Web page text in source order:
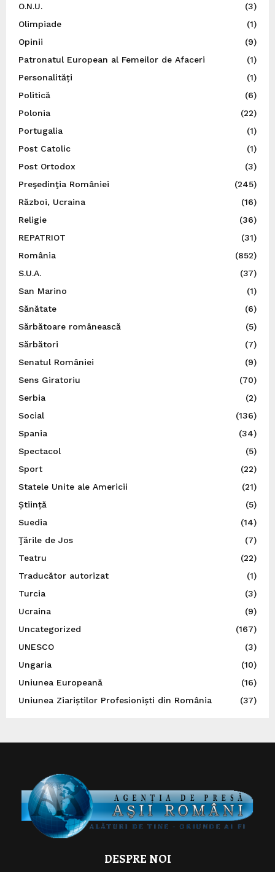
O.N.U.
(3)
Olimpiade
(1)
Opinii
(9)
Patronatul European al Femeilor de Afaceri
(1)
Personalități
(1)
Politică
(6)
Polonia
(22)
Portugalia
(1)
Post Catolic
(1)
Post Ortodox
(3)
Preşedinţia României
(245)
Război, Ucraina
(16)
Religie
(36)
REPATRIOT
(31)
România
(852)
S.U.A.
(37)
San Marino
(1)
Sănătate
(6)
Sărbătoare românească
(5)
Sărbători
(7)
Senatul României
(9)
Sens Giratoriu
(70)
Serbia
(2)
Social
(136)
Spania
(34)
Spectacol
(5)
Sport
(22)
Statele Unite ale Americii
(21)
Știință
(5)
Suedia
(14)
Ţările de Jos
(7)
Teatru
(22)
Traducător autorizat
(1)
Turcia
(3)
Ucraina
(9)
Uncategorized
(167)
UNESCO
(3)
Ungaria
(10)
Uniunea Europeană
(16)
Uniunea Ziariștilor Profesioniști din România
(37)
DESPRE NOI